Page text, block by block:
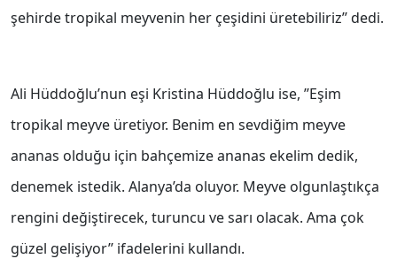
şehirde tropikal meyvenin her çeşidini üretebiliriz’’ dedi.
Ali Hüddoğlu’nun eşi Kristina Hüddoğlu ise, ’’Eşim
tropikal meyve üretiyor. Benim en sevdiğim meyve
ananas olduğu için bahçemize ananas ekelim dedik,
denemek istedik. Alanya’da oluyor. Meyve olgunlaştıkça
rengini değiştirecek, turuncu ve sarı olacak. Ama çok
güzel gelişiyor’’ ifadelerini kullandı.